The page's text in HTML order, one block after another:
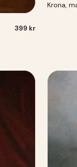
399 kr
Krona,